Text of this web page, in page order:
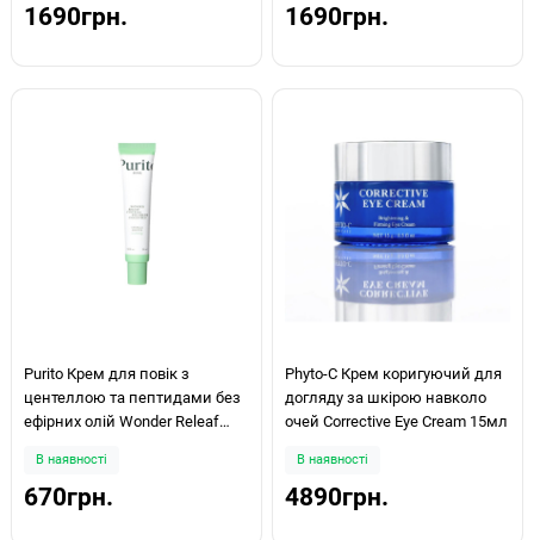
1690грн. 1690грн.
Purito Крем для повік з
центеллою та пептидами без
ефірних олій Wonder Releaf
30 ml
В наявності
670грн.
Phyto-C Крем коригуючий для
догляду за шкірою навколо
очей Corrective Eye Cream 15мл
В наявності
4890грн.